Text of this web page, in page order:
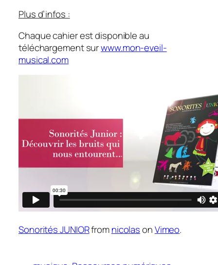
Plus d’infos :
Chaque cahier est disponible au
téléchargement surwww.mon-eveil-
musical.com
Sonorités JUNIORfromnicolasonVimeo.